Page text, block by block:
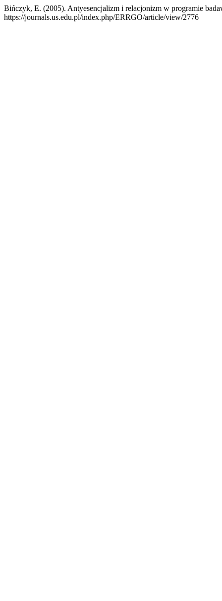
Bińczyk, E. (2005). Antyesencjalizm i relacjonizm w programie
https://journals.us.edu.pl/index.php/ERRGO/article/view/2776